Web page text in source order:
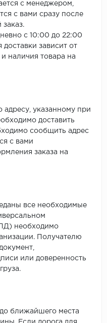
Vinilam
с менеджером,
с вами сразу после
заказ.
с 10:00 до 22:00
зависит от
наличия товара на
адресу, указанному при
доставить
сообщить адрес
с вами
заказа на
все необходимые
необходимо
Получателю
или доверенность
до ближайшего места